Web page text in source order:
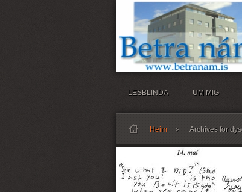
LESBLINDA UM MIG
Heim Archives for